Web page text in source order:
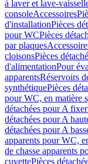
à laver et lave-
consoleAccessoires
d'installationPièces
pour WCPièces
par plaques
cloisonsPièces
d'alimentationPour
apparentsRéservoirs
synthétiquePièces
pour WC, en matière
détachées pour A
détachées pour A
détachées pour A
apparents pour WC,
de chasse apparents
cuvettePièces